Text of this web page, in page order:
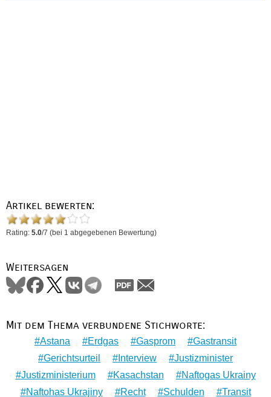
Artikel bewerten:
Rating: 5.0/7 (bei 1 abgegebenen Bewertung)
Weitersagen
Mit dem Thema verbundene Stichworte:
Astana Erdgas Gasprom
Gastransit
Gerichtsurteil
Interview
Justizminister
Justizministerium
Kasachstan
Naftogas Ukrainy
Naftohas Ukrajiny
Recht Schulden Transit